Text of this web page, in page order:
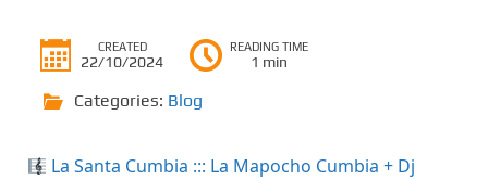
CREATED
22/10/2024
READING TIME
1 min
Categories: Blog
La Santa Cumbia ::: La Mapocho Cumbia + Dj